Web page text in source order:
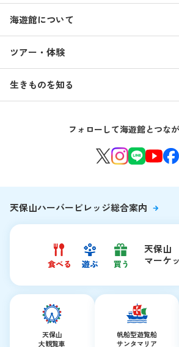
入館料・その他チケット
交通アクセス・駐車場
館内情報
よくある質問・お問い合わせ
海遊館について
特別企画展
はじめての海遊館
ツアー・体験
海遊館ガイドツアー
音声ガイド / 海遊館探検隊 すたんぷノ
生きものたちのお食事タイム
生きものを知る
環境保全への取り組みフォローして海遊館とつなが
天保山ハーバービレッジ総合案内
天保山
マーケ
天保山
大観覧車
帆船型遊覧船
サンタマリア